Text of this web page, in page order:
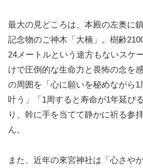
最大の見どころは、本殿の左奥に
記念物のご神木「大楠」。樹齢
24メートルという途方もないスケ
けで圧倒的な生命力と畏怖の念を
の周囲を「心に願いを秘めながら
叶う」「1周すると寿命が1年延び
り、幹に手を当てて静かに祈る参
ん。
また、近年の來宮神社は「心さや